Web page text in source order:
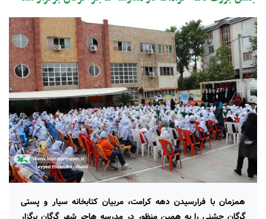
همزمان با فرارسیدن دهه کرامت، مربیان کتابخانه سیار و پستی